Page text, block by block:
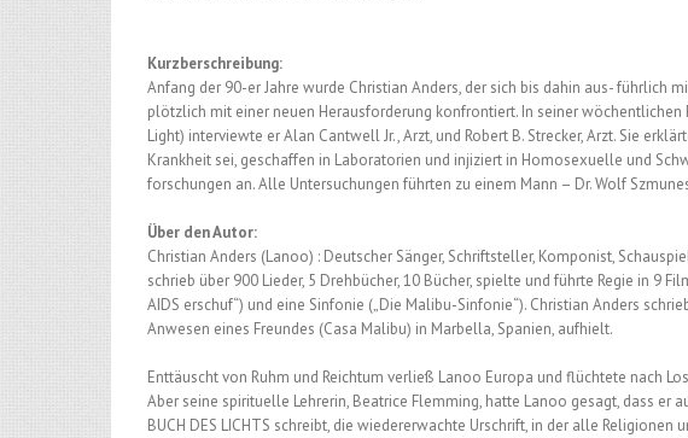
Kurzberschreibung:
Anfang der 90-er Jahre wurde Christian Anders, der sich bis dahin aus- führlich
plötzlich mit einer neuen Herausforderung konfrontiert. In seiner
Light) interviewte er Alan Cantwell Jr., Arzt, und Robert B. Strecker, Arzt. Sie
Krankheit sei, geschaffen in Laboratorien und injiziert in Homosexuelle und
forschungen an. Alle Untersuchungen führten zu einem Mann – Dr. Wolf
Über den Autor:
Christian Anders (Lanoo) : Deutscher Sänger, Schriftsteller, Komponist,
schrieb über 900 Lieder, 5 Drehbücher, 10 Bücher, spielte und führte Regie in 9
AIDS erschuf“) und eine Sinfonie („Die Malibu-Sinfonie“). Christian Anders
Anwesen eines Freundes (Casa Malibu) in Marbella, Spanien, aufhielt.
Enttäuscht von Ruhm und Reichtum verließ Lanoo Europa und flüchtete nach
Aber seine spirituelle Lehrerin, Beatrice Flemming, hatte Lanoo gesagt, dass er
BUCH DES LICHTS schreibt, die wiedererwachte Urschrift, in der alle